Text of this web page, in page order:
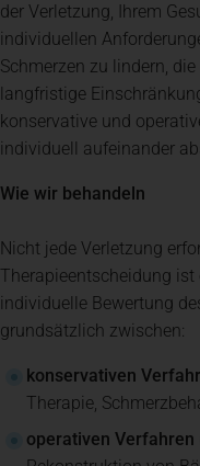
der Verletzung, Ihrem
individuellen
Schmerzen zu lindern,
langfristige
konservative und
individuell aufeinander
Wie wir behandeln
Nicht jede Verletzung
Therapieentscheidung
individuelle Bewertung
grundsätzlich zwischen:
konservativen
Therapie,
operativen Verfahren